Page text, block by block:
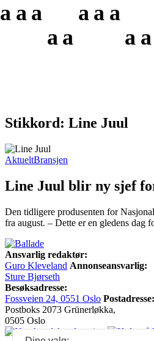
a a a
a a
a a a
a a
Stikkord: Line Juul
AktueltBransjen
Line Juul blir ny sjef
Den tidligere produsenten for
fra august. – Dette er en gledens dag
Ansvarlig redaktør:
Guro Kleveland Annonseansvarlig:
Sture Bjørseth
Besøksadresse:
Fossveien 24, 0551 Oslo Postadresse:
Postboks 2073 Grünerløkka,
0505 Oslo